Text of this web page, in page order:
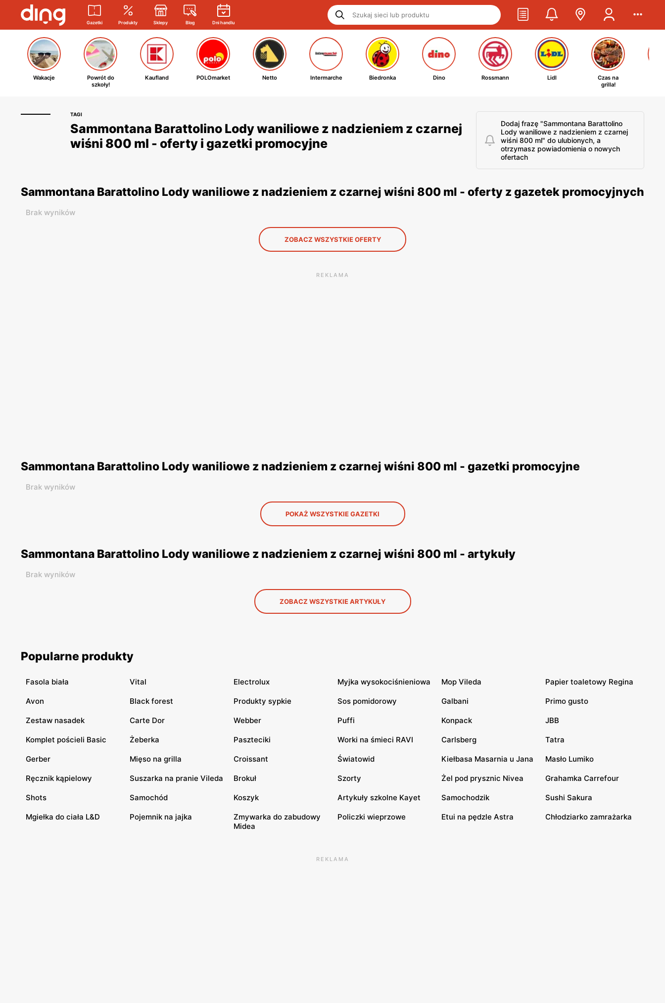
Gazetki Produkty Sklepy Blog Dni handlu
Wakacje
Powrót do
szkoły!
Kaufland POLOmarket Netto Intermarche Biedronka Dino Rossmann Lidl
Czas na
grilla!
TAGI
Sammontana Barattolino Lody waniliowe z nadzieniem z czarnej
wiśni 800 ml - oferty i gazetki promocyjne
Dodaj frazę "Sammontana Barattolino
Lody waniliowe z nadzieniem z czarnej
wiśni 800 ml" do ulubionych, a
otrzymasz powiadomienia o nowych
ofertach
Sammontana Barattolino Lody waniliowe z nadzieniem z czarnej wiśni 800 ml - oferty z gazetek promocyjnych
Brak wyników
ZOBACZ WSZYSTKIE OFERTY
REKLAMA
Sammontana Barattolino Lody waniliowe z nadzieniem z czarnej wiśni 800 ml - gazetki promocyjne
Brak wyników
POKAŻ WSZYSTKIE GAZETKI
Sammontana Barattolino Lody waniliowe z nadzieniem z czarnej wiśni 800 ml - artykuły
Brak wyników
ZOBACZ WSZYSTKIE ARTYKUŁY
Popularne produkty
Fasola biała Vital Electrolux Myjka wysokociśnieniowa Mop Vileda Papier toaletowy Regina
Avon Black forest Produkty sypkie Sos pomidorowy Galbani Primo gusto
Zestaw nasadek Carte Dor Webber Puffi Konpack JBB
Komplet pościeli Basic Żeberka Paszteciki Worki na śmieci RAVI Carlsberg Tatra
Gerber Mięso na grilla Croissant Światowid Kiełbasa Masarnia u Jana Masło Lumiko
Ręcznik kąpielowy Suszarka na pranie Vileda Brokuł Szorty Żel pod prysznic Nivea Grahamka Carrefour
Shots Samochód Koszyk Artykuły szkolne Kayet Samochodzik Sushi Sakura
Mgiełka do ciała L&D Pojemnik na jajka
Zmywarka do zabudowy
Midea
Policzki wieprzowe Etui na pędzle Astra Chłodziarko zamrażarka
REKLAMA